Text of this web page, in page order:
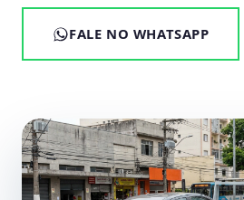
FALE NO WHATSAPP